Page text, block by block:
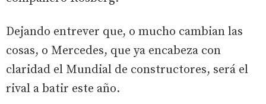
Dejando entrever que, o mucho cambian las
cosas, o Mercedes, que ya encabeza con
claridad el Mundial de constructores, será el
rival a batir este año.